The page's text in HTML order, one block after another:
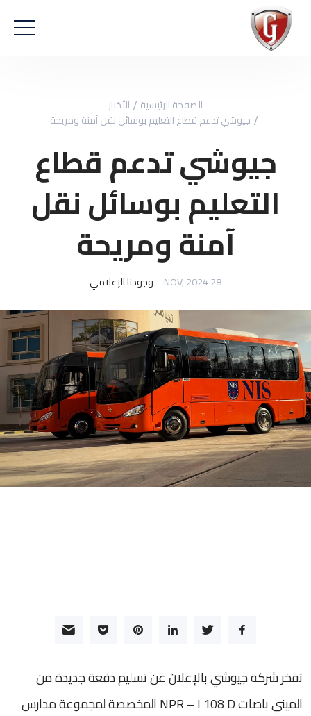
الصفحة الرئيسية
الأخبار
جيوشي تدعم قطاع التعليم بوسائل نقل آمنة ومريحة
جيوشي تدعم قطاع
التعليم بوسائل نقل
آمنة ومريحة
28 NOV, 2024 وجودنا الإعلامي
تفخر شركة جيوشي بالإعلان عن تسليم دفعة جديدة من
الميني باصات NPR – I 108 D المخصصة لمجموعة مدارس